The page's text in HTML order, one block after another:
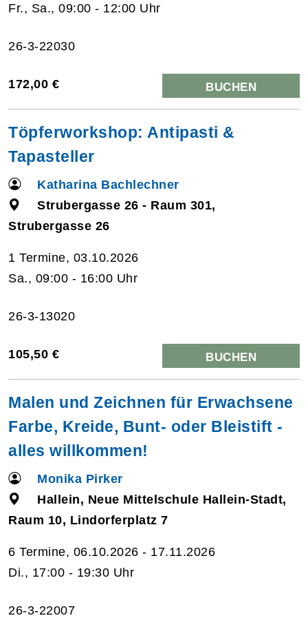
Fr., Sa., 09:00 - 12:00 Uhr
26-3-22030
172,00 € BUCHEN
Töpferworkshop: Antipasti &
Tapasteller
Katharina Bachlechner
Strubergasse 26 - Raum 301,
Strubergasse 26
1 Termine, 03.10.2026
Sa., 09:00 - 16:00 Uhr
26-3-13020
105,50 € BUCHEN
Malen und Zeichnen für Erwachsene
Farbe, Kreide, Bunt- oder Bleistift -
alles willkommen!
Monika Pirker
Hallein, Neue Mittelschule Hallein-Stadt,
Raum 10, Lindorferplatz 7
6 Termine, 06.10.2026 - 17.11.2026
Di., 17:00 - 19:30 Uhr
26-3-22007